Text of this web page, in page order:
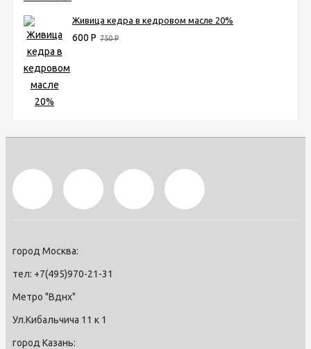
Живица кедра в кедровом масле 20%
600 Р 750Р
город Москва:
тел: +7(495)970-21-31
Метро "Вднх"
Ул.Кибальчича 11 к 1
город Казань: